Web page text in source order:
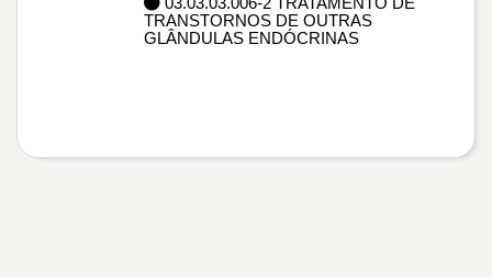
TRANSTORNOS DE OUTRAS
GLÂNDULAS ENDÓCRINAS